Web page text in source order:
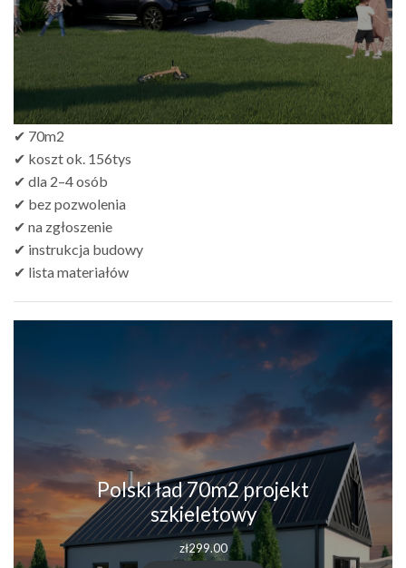
✔ 70m2
✔ koszt ok. 156tys
✔ dla 2–4 osób
✔ bez pozwolenia
✔ na zgłoszenie
✔ instrukcja budowy
✔ lista materiałów
Polski ład 70m2 projekt
szkieletowy
zł299.00